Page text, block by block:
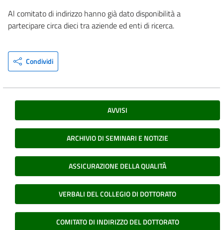
Al comitato di indirizzo hanno già dato disponibilità a
partecipare circa dieci tra aziende ed enti di ricerca.
Condividi
AVVISI
ARCHIVIO DI SEMINARI E NOTIZIE
ASSICURAZIONE DELLA QUALITÀ
VERBALI DEL COLLEGIO DI DOTTORATO
COMITATO DI INDIRIZZO DEL DOTTORATO